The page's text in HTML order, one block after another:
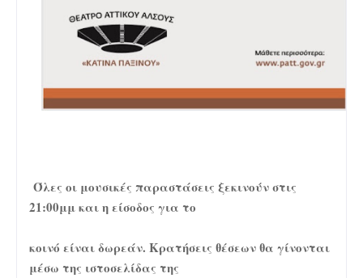
Όλες οι μουσικές παραστάσεις ξεκινούν στις
21:00μμ και η είσοδος για το
κοινό είναι δωρεάν. Κρατήσεις θέσεων θα γίνονται
μέσω της ιστοσελίδας της